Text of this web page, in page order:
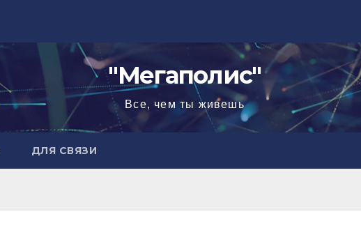
"Мегаполис"
Все, чем ты живешь
ДЛЯ СВЯЗИ